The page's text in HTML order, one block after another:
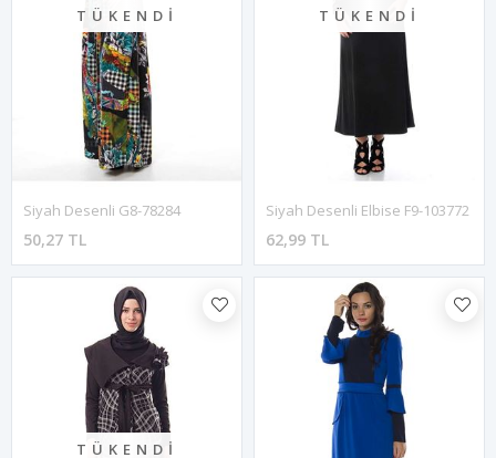
TÜKENDI
Siyah Desenli G8-78284
50,27 TL
TÜKENDI
Siyah Desenli Elbise F9-103772
62,99 TL
TÜKENDI